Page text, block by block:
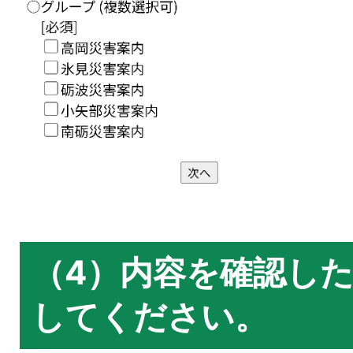
（4）内容を確認し
してください。